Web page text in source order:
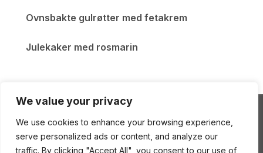
We value your privacy
We use cookies to enhance your browsing experience,
serve personalized ads or content, and analyze our
traffic. By clicking "Accept All", you consent to our use of
Ovnsbakte gulrøtter med fetakrem
Julekaker med rosmarin
ENEstående Mat